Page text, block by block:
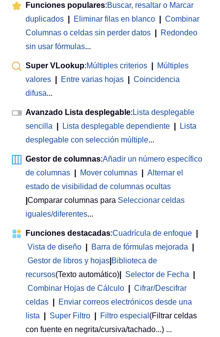
Funciones populares:Buscar, resaltar o Marcar
duplicados
Eliminar filas en blanco
Combinar
Columnas o celdas sin perder datos
Redondeo
sin usar fórmulas...
Super VLookup:Múltiples criterios
Múltiples
valores
Entre varias hojas
Coincidencia
difusa...
Avanzado Lista desplegable: Lista desplegable
sencilla
Lista desplegable dependiente
Lista
desplegable con selección múltiple...
Gestor de columnas:Añadir un número específico
de columnas
Mover columnas
Alternar el
estado de visibilidad de columnas ocultas
Comparar columnas para Seleccionar celdas
iguales/diferentes...
Funciones destacadas:Cuadrícula de enfoque
Vista de diseño
Barra de fórmulas mejorada
Gestor de libros y hojas Biblioteca de
recursos(Texto automático) Selector de Fecha
Combinar Hojas de Cálculo
Cifrar/Descifrar
celdas
Enviar correos electrónicos desde una
lista
Super Filtro Filtro especial (Filtrar celdas
con fuente en negrita/cursiva/tachado...) ...